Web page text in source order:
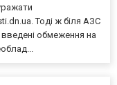
Тоді ж біля АЗС
обмеження на